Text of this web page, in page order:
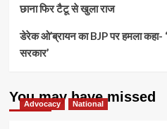
लाखों
जेवर,
ने
खोला
छाना फिर टैटू से खुला राज
डेरेक ओ’ब्रायन का BJP पर हमला कहा-
सरकार’
You may have missed
Advocacy National